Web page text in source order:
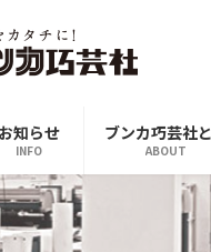
お知らせ
INFO
ブンカ巧芸社
ABOUT